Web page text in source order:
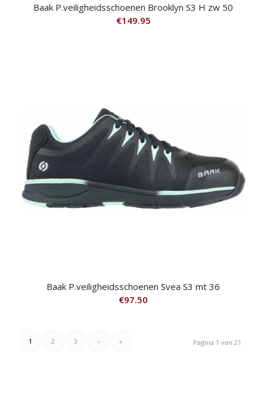
Baak P.veiligheidsschoenen Brooklyn S3 H zw 50
€149.95
Baak P.veiligheidsschoenen Svea S3 mt 36
€97.50
Pagina 1 van 21
1 2 3 › »